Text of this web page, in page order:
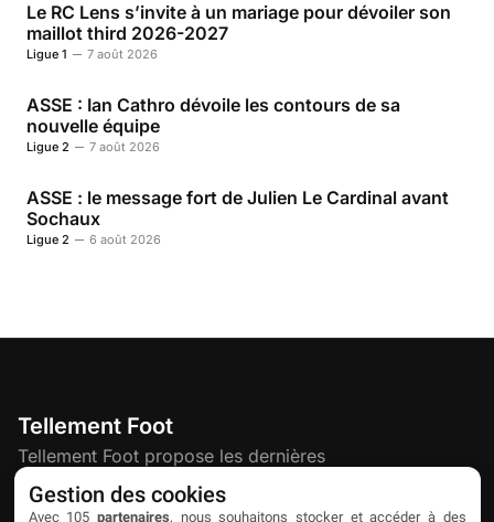
Le RC Lens s’invite à un mariage pour dévoiler son
maillot third 2026-2027
Ligue 1 7 août 2026
ASSE : Ian Cathro dévoile les contours de sa
nouvelle équipe
Ligue 2 7 août 2026
ASSE : le message fort de Julien Le Cardinal avant
Sochaux
Ligue 2 6 août 2026
Tellement Foot
Tellement Foot propose les dernières
actualités et nouveautés créatives dédiées
au football.
Gestion des cookies
Avec 105 partenaires, nous souhaitons stocker et accéder à des